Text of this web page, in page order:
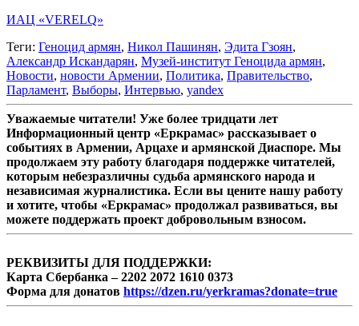
ИАЦ «VERELQ»
Теги: Геноцид армян, Никол Пашинян, Эдита Гзоян,
Александр Искандарян, Музей-институт Геноцида армян,
Новости, новости Армении, Политика, Правительство,
Парламент, Выборы, Интервью, yandex
Уважаемые читатели! Уже более тридцати лет
Информационный центр «Еркрамас» рассказывает о
событиях в Армении, Арцахе и армянской Диаспоре. Мы
продолжаем эту работу благодаря поддержке читателей,
которым небезразличны судьба армянского народа и
независимая журналистика. Если вы цените нашу работу
и хотите, чтобы «Еркрамас» продолжал развиваться, вы
можете поддержать проект добровольным взносом.
РЕКВИЗИТЫ ДЛЯ ПОДДЕРЖКИ:
Карта Сбербанка – 2202 2072 1610 0373
Форма для донатов https://dzen.ru/yerkramas?donate=true